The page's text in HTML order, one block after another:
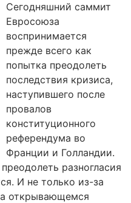
Сегодняшний саммит
Евросоюза
воспринимается
прежде всего как
попытка преодолеть
последствия кризиса,
наступившего после
провалов
конституционного
референдума во
Франции и Голландии.
разногласия
И не только из-за
открывающемся